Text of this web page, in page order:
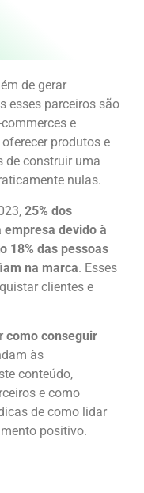
de gerar
esses parceiros são
e
produtos e
de construir uma
nulas.
25% dos
devido à
18% das pessoas
na marca. Esses
clientes e
como conseguir
às
conteúdo,
e como
de como lidar
positivo.